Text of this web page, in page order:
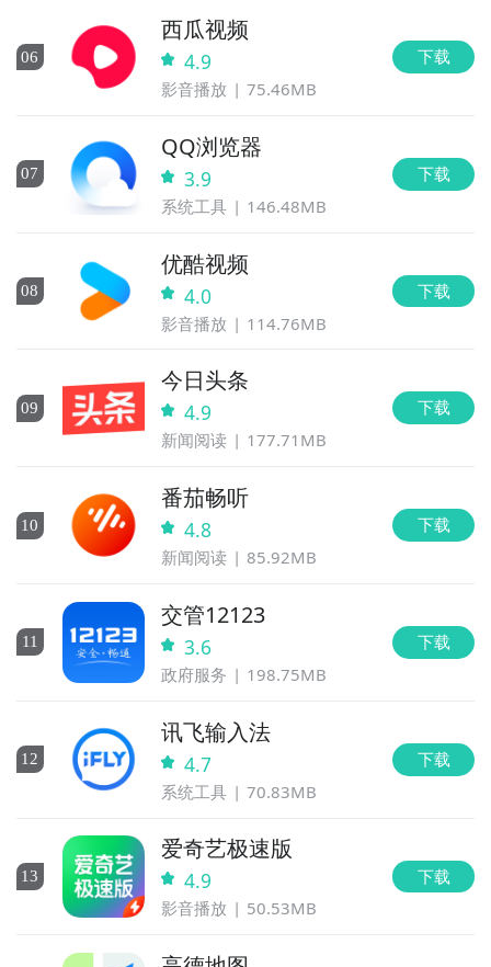
06
西瓜视频
4.9
影音播放 75.46MB
下载
07
QQ浏览器
3.9
系统工具 146.48MB
下载
08
优酷视频
4.0
影音播放 114.76MB
下载
09
今日头条
4.9
新闻阅读 177.71MB
下载
10
番茄畅听
4.8
新闻阅读 85.92MB
下载
11
交管12123
3.6
政府服务 198.75MB
下载
12
讯飞输入法
4.7
系统工具 70.83MB
下载
13
爱奇艺极速版
4.9
影音播放 50.53MB
下载